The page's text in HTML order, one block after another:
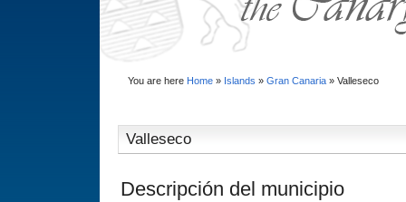
You are here Home» Islands » Gran Canaria» Valleseco
Valleseco
Descripción del municipio